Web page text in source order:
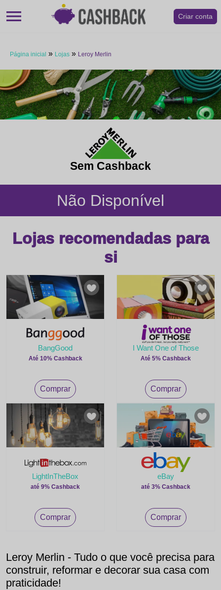
menu Criar conta
Página inicial » Lojas » Leroy Merlin
Sem Cashback
Não Disponível
Lojas recomendadas para
si
BangGood
Até 10% Cashback
Comprar
I Want One of Those
Até 5% Cashback
Comprar
LightInTheBox
até 9% Cashback
Comprar
eBay
até 3% Cashback
Comprar
Leroy Merlin - Tudo o que você precisa para
construir, reformar e decorar sua casa com
praticidade!